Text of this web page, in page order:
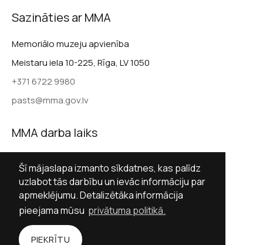
Šī mājaslapa izmanto sīkdatnes, kas palīdz
uzlabot tās darbību un ievāc informāciju par
apmeklējumu. Detalizētāka informācija
pieejama mūsu privātuma politikā.
PIEKRĪTU
Sazināties ar MMA
Memoriālo muzeju apvienība
Meistaru iela 10-225, Rīga, LV 1050
+371 6722 9980
pasts@mma.gov.lv
MMA darba laiks
Sestdienās slēgts
Svētdienās slēgts
Sekot MMA